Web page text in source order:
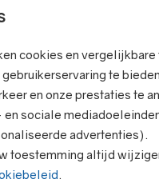
cookies en vergelijkbare
te
en onze prestaties te
sociale
advertenties).
toestemming altijd
dit product tijdelijk
Neem dan contact
is om te zetten naar
contact en hulp bij